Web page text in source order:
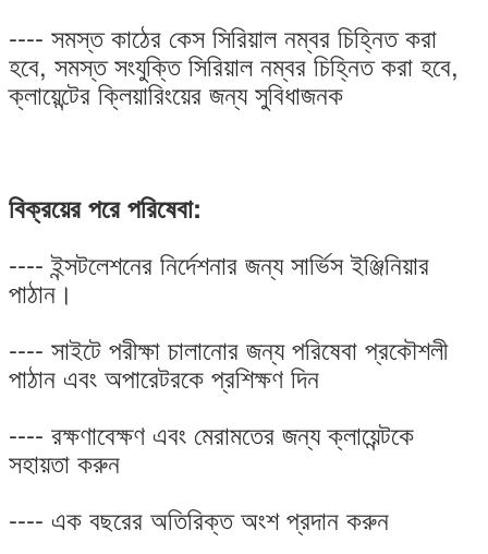
---- সমস্ত কাঠের কেস সিরিয়াল নম্বর চিহ্নিত করা
হবে, সমস্ত সংযুক্তি সিরিয়াল নম্বর চিহ্নিত করা হবে,
ক্লায়েন্টের ক্লিয়ারিংয়ের জন্য সুবিধাজনক
বিক্রয়ের পরে পরিষেবা:
---- ইন্সটলেশনের নির্দেশনার জন্য সার্ভিস ইঞ্জিনিয়ার
পাঠান।
---- সাইটে পরীক্ষা চালানোর জন্য পরিষেবা প্রকৌশলী
পাঠান এবং অপারেটরকে প্রশিক্ষণ দিন
---- রক্ষণাবেক্ষণ এবং মেরামতের জন্য ক্লায়েন্টকে
সহায়তা করুন
---- এক বছরের অতিরিক্ত অংশ প্রদান করুন